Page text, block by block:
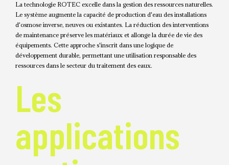
La technologie ROTEC excelle dans la gestion des ressources naturelles.
Le système augmente la capacité de production d'eau des installations
d'osmose inverse, neuves ou existantes. La réduction des interventions
de maintenance préserve les matériaux et allonge la durée de vie des
équipements. Cette approche s'inscrit dans une logique de
développement durable, permettant une utilisation responsable des
ressources dans le secteur du traitement des eaux.
Les
applications